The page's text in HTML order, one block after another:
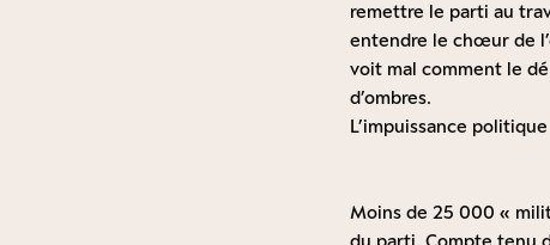
remettre le parti au
entendre le chœur de
voit mal comment le
d’ombres.
L’impuissance politique
Moins de 25 000 «
du parti. Compte tenu